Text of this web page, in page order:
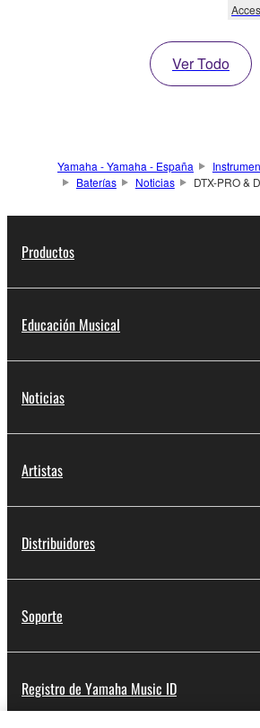
Ver Todo
Yamaha - Yamaha - España
Baterías
Noticias DTX-PRO &
Productos
Educación Musical
Noticias
Artistas
Distribuidores
Soporte
Registro de Yamaha Music ID